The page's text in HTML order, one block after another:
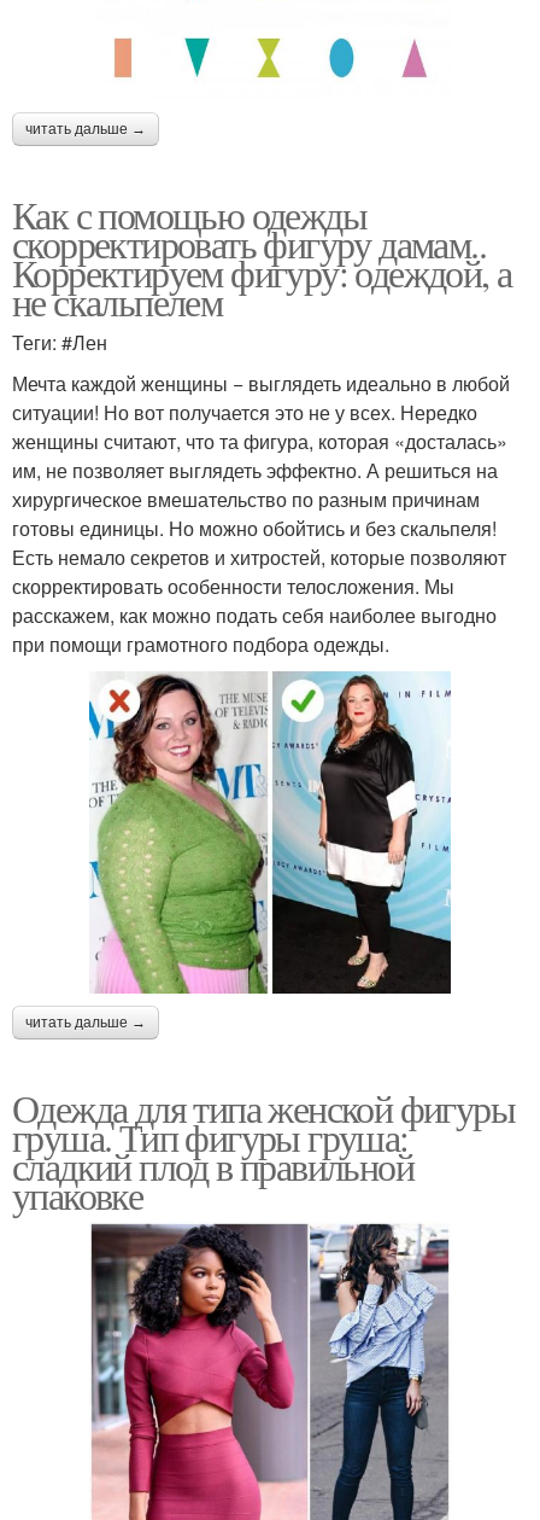
читать дальше →
Как с помощью одежды
скорректировать фигуру дамам..
Корректируем фигуру: одеждой, а
не скальпелем
Теги: #Лен
Мечта каждой женщины − выглядеть идеально в любой
ситуации! Но вот получается это не у всех. Нередко
женщины считают, что та фигура, которая «досталась»
им, не позволяет выглядеть эффектно. А решиться на
хирургическое вмешательство по разным причинам
готовы единицы. Но можно обойтись и без скальпеля!
Есть немало секретов и хитростей, которые позволяют
скорректировать особенности телосложения. Мы
расскажем, как можно подать себя наиболее выгодно
при помощи грамотного подбора одежды.
читать дальше →
Одежда для типа женской фигуры
груша. Тип фигуры груша:
сладкий плод в правильной
упаковке